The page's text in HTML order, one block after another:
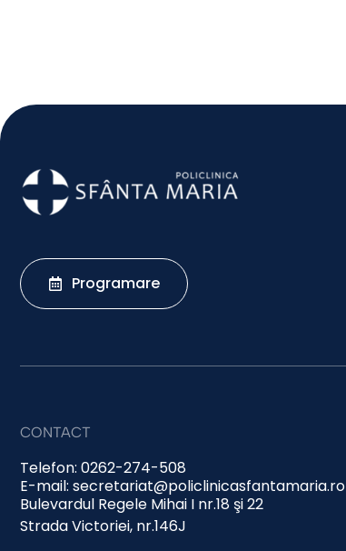
Programare
CONTACT
Telefon: 0262-274-508
E-mail: secretariat@policlinicasfantamaria.ro
Bulevardul Regele Mihai I nr.18 şi 22
Strada Victoriei, nr.146J